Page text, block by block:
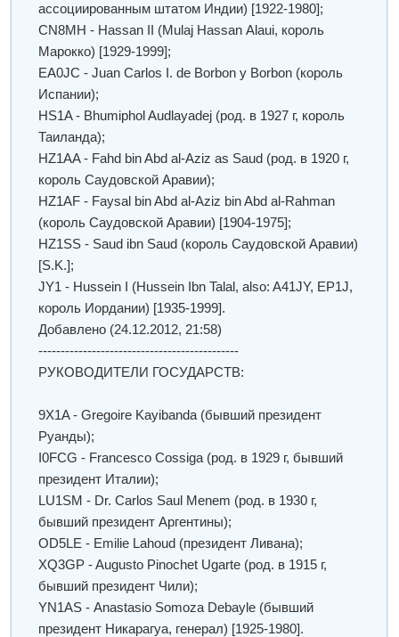
ассоциированным штатом Индии) [1922-1980];
CN8MH - Hassan II (Мulaj Hassan Аlaui, король
Марокко) [1929-1999];
EA0JC - Juan Carlos I. de Borbon y Borbon (король
Испании);
HS1A - Bhumiphol Audlayadej (род. в 1927 г, король
Таиланда);
HZ1AA - Fahd bin Abd al-Aziz as Saud (род. в 1920 г,
король Саудовской Аравии);
HZ1AF - Faysal bin Abd al-Aziz bin Abd al-Rahman
(король Саудовской Аравии) [1904-1975];
HZ1SS - Saud ibn Saud (король Саудовской Аравии)
[S.K.];
JY1 - Hussein I (Hussein Ibn Talal, also: A41JY, EP1J,
король Иордании) [1935-1999].
Добавлено (24.12.2012, 21:58)
---------------------------------------------
РУКОВОДИТЕЛИ ГОСУДАРСТВ:
9X1A - Gregoire Kayibanda (бывший президент
Руанды);
I0FCG - Francesco Cossiga (род. в 1929 г, бывший
президент Италии);
LU1SM - Dr. Carlos Saul Menem (род. в 1930 г,
бывший президент Аргентины);
OD5LE - Emilie Lahoud (президент Ливана);
XQ3GP - Augusto Pinochet Ugarte (род. в 1915 г,
бывший президент Чили);
YN1AS - Аnastasio Somoza Debayle (бывший
президент Никарагуа, генерал) [1925-1980].